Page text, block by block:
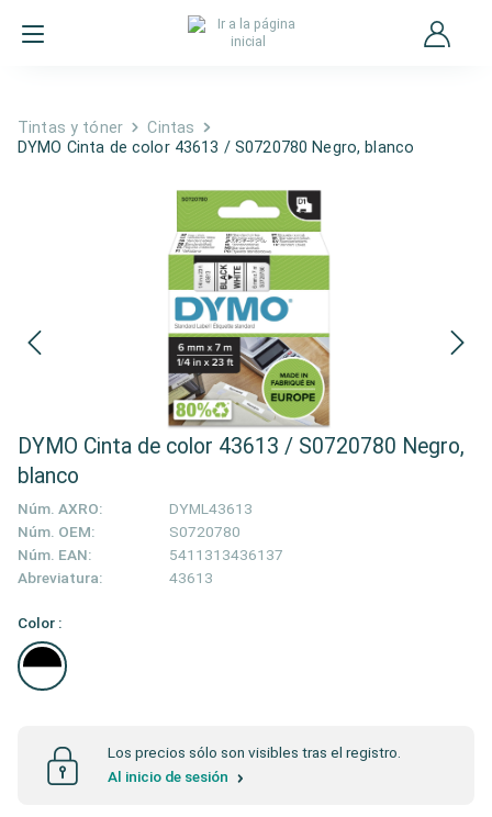
Tintas y tóner
Cintas
DYMO Cinta de color 43613 / S0720780 Negro, blanco
DYMO Cinta de color 43613 / S0720780 Negro,
blanco
Núm. AXRO:
DYML43613
Núm. OEM:
S0720780
Núm. EAN:
5411313436137
Abreviatura:
43613
Color :
Los precios sólo son visibles tras el registro.
Al inicio de sesión